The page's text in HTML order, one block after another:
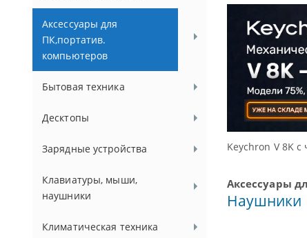
Аксессуары для
ПК,портатив.
компьютеров
Бытовая техника
Десктопы
Зарядные устройства
Клавиатуры, мыши,
наушники
Климатическая техника
V 8K с частотой опроса 8000 Гц
Аксессуары
Наушники